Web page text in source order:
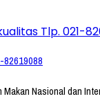
Nasional dan